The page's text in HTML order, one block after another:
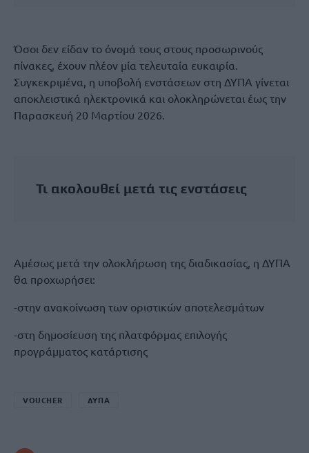
Όσοι δεν είδαν το όνομά τους στους προσωρινούς
πίνακες, έχουν πλέον μία τελευταία ευκαιρία.
Συγκεκριμένα, η υποβολή ενστάσεων στη ΔΥΠΑ γίνεται
αποκλειστικά ηλεκτρονικά και ολοκληρώνεται έως την
Παρασκευή 20 Μαρτίου 2026.
Τι ακολουθεί μετά τις ενστάσεις
Αμέσως μετά την ολοκλήρωση της διαδικασίας, η ΔΥΠΑ
θα προχωρήσει:
-στην ανακοίνωση των οριστικών αποτελεσμάτων
-στη δημοσίευση της πλατφόρμας επιλογής
προγράμματος κατάρτισης
VOUCHER ΔΥΠΑ